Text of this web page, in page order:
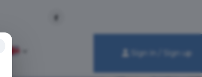
Sign in / Sign up